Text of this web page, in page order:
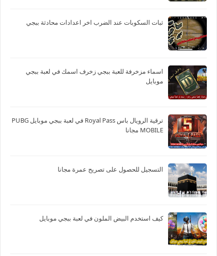
ثبات السكوبات عند الضرب اخر اعدادات محادثة ببجي
اسماء مزخرفة للعبة ببجي زخرف اسمك في لعبة ببجي
موبايل
ترقية الرويال باس Royal Pass في لعبة ببجي موبايل PUBG
MOBILE مجانا
التسجيل للحصول على تصريح عمرة مجانا
كيف استخدم البيض الملون في لعبة ببجي موبايل